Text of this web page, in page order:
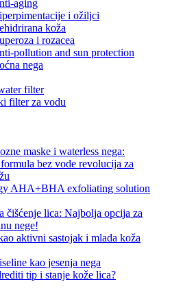
aging
i ožiljci
koža
i rozacea
pollution and sun protection
nega
filter
filter za vodu
maske i waterless nega:
bez vode revolucija za
AHA+BHA exfoliating solution
čišćenje lica: Najbolja opcija za
nege!
aktivni sastojak i mlada koža
kao jesenja nega
tip i stanje kože lica?